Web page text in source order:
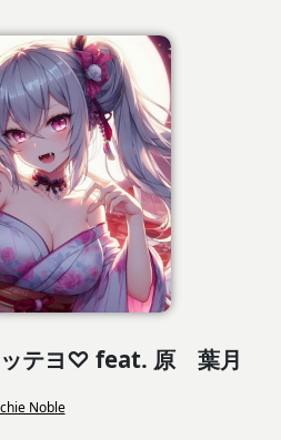
ッテヨ♡ feat. 原 葉月
chie Noble